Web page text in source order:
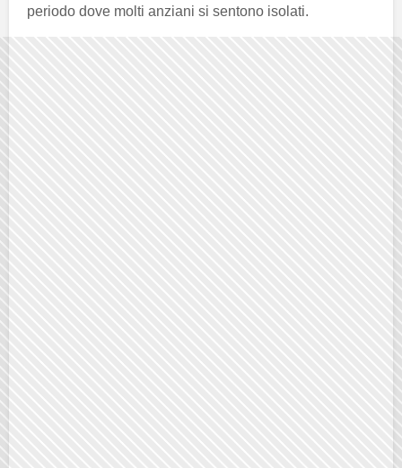
periodo dove molti anziani si sentono isolati.